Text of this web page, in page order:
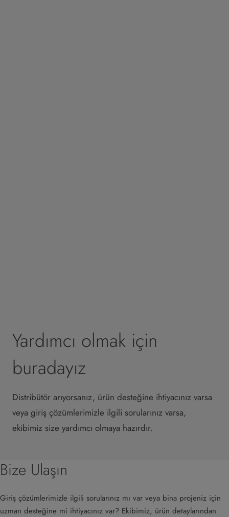
Yardımcı olmak için
buradayız
Distribütör arıyorsanız, ürün desteğine ihtiyacınız varsa
veya giriş çözümlerimizle ilgili sorularınız varsa,
ekibimiz size yardımcı olmaya hazırdır.
Bize Ulaşın
Giriş çözümlerimizle ilgili sorularınız mı var veya bina projeniz için
uzman desteğine mi ihtiyacınız var? Ekibimiz, ürün detaylarından